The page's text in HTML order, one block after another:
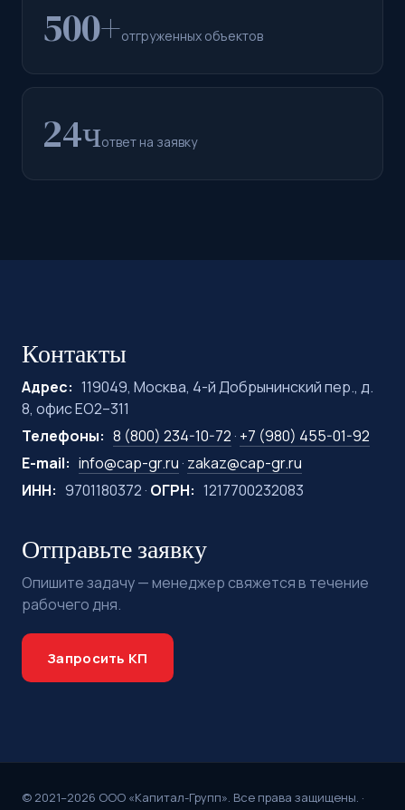
500+отгруженных объектов
24чответ на заявку
Контакты
Адрес: 119049, Москва, 4-й Добрынинский пер., д.
8, офис ЕО2–311
Телефоны: 8 (800) 234-10-72 · +7 (980) 455-01-92
E-mail: info@cap-gr.ru · zakaz@cap-gr.ru
ИНН: 9701180372 · ОГРН: 1217700232083
Отправьте заявку
Опишите задачу — менеджер свяжется в течение
рабочего дня.
Запросить КП
© 2021–2026 ООО «Капитал-Групп». Все права защищены. ·